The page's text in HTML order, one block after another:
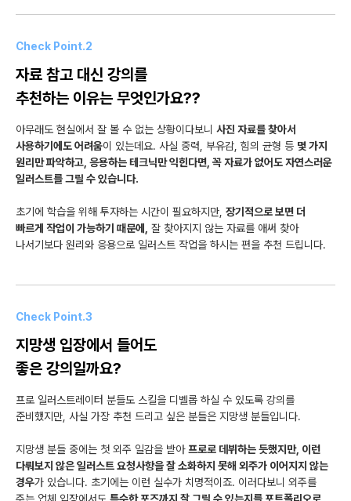
Check Point.2
자료 참고 대신 강의를
추천하는 이유는 무엇인가요??
아무래도 현실에서 잘 볼 수 없는 상황이다보니 사진 자료를 찾아서
사용하기에도 어려움이 있는데요. 사실 중력, 부유감, 힘의 균형 등 몇 가지
원리만 파악하고, 응용하는 테크닉만 익힌다면, 꼭 자료가 없어도 자연스러운
일러스트를 그릴 수 있습니다.
초기에 학습을 위해 투자하는 시간이 필요하지만, 장기적으로 보면 더
빠르게 작업이 가능하기 때문에,
잘 찾아지지 않는 자료를 애써 찾아
나서기보다 원리와 응용으로 일러스트 작업을 하시는 편을 추천 드립니다.
Check Point.3
지망생 입장에서 들어도
좋은 강의일까요?
프로 일러스트레이터 분들도 스킬을 디벨롭 하실 수 있도록 강의를
준비했지만, 사실 가장 추천 드리고 싶은 분들은 지망생 분들입니다.
지망생 분들 중에는 첫 외주 일감을 받아프로로 데뷔하는 듯했지만, 이런
다뤄보지 않은 일러스트 요청사항을 잘 소화하지 못해 외주가 이어지지 않는
경우가 있습니다. 초기에는 이런 실수가 치명적이죠. 이러다보니 외주를